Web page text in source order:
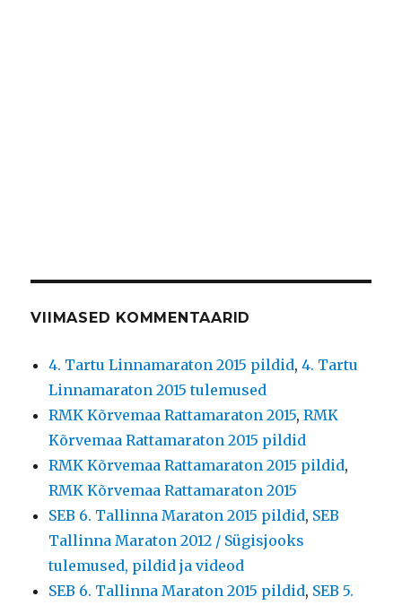
VIIMASED KOMMENTAARID
4. Tartu Linnamaraton 2015 pildid,4. Tartu
Linnamaraton 2015 tulemused
RMK Kõrvemaa Rattamaraton 2015,RMK
Kõrvemaa Rattamaraton 2015 pildid
RMK Kõrvemaa Rattamaraton 2015 pildid,
RMK Kõrvemaa Rattamaraton 2015
SEB 6. Tallinna Maraton 2015 pildid, SEB
Tallinna Maraton 2012 / Sügisjooks
tulemused, pildid ja videod
SEB 6. Tallinna Maraton 2015 pildid, SEB 5.